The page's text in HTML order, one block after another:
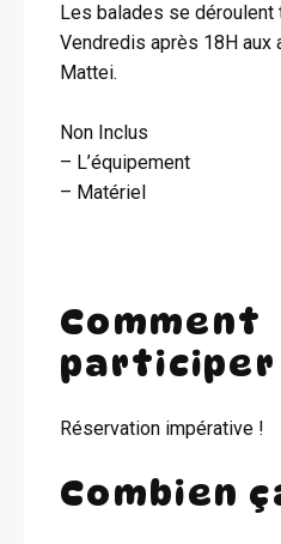
Les balades se
Vendredis après 18H aux
Mattei.
Non Inclus
– L’équipement
– Matériel
Comment
participer
Réservation impérative !
Combien